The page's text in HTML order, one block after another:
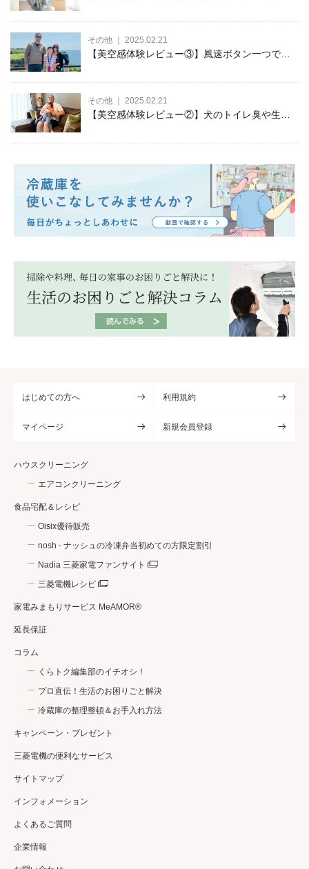
その他 ｜ 2025.02.21
【美空感体験レビュー③】風速ボタン一つで快
空清脱臭除湿機
その他 ｜ 2025.02.21
【美空感体験レビュー②】犬のトイレ臭や生活
はじめての方へ 利用規約
マイページ 新規会員登録
ハウスクリーニング
エアコンクリーニング
食品宅配＆レシピ
Oisix優待販売
nosh - ナッシュの冷凍弁当初めての方限定割引
Nadia 三菱家電ファンサイト
三菱電機レシピ
家電みまもりサービス MeAMOR®
延長保証
コラム
くらトク編集部のイチオシ！
プロ直伝！生活のお困りごと解決
冷蔵庫の整理整頓＆お手入れ方法
キャンペーン・プレゼント
三菱電機の便利なサービス
サイトマップ
インフォメーション
よくあるご質問
企業情報